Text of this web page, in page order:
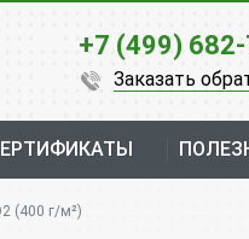
+7 (499)
Заказать
(400 г/м²)